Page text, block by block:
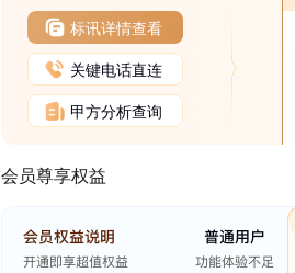
标讯详情查看
关键电话直连
甲方分析查询
会员尊享权益